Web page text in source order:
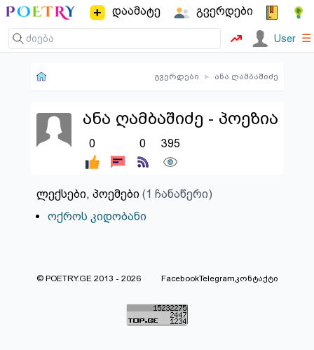
დაამატე გვერდები
User ☰
გვერდები ▸ ანა ღამბაშიძე
ანა ღამბაშიძე - პოეზია
0 0 395
ლექსები, პოემები (1 ჩანაწერი)
ოქროს კიდობანი
© POETRY.GE 2013 - 2026 FacebookTelegramკონტაქტი